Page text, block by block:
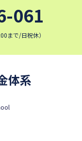
中学校
中学校
ル学院中学校
061
まで/日祝休）
体系